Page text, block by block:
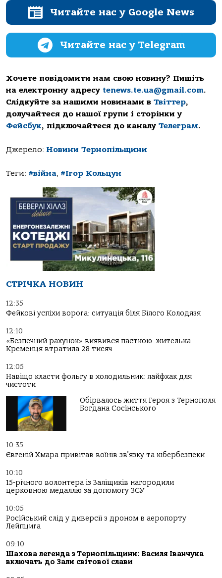
Читайте нас у Google News
Читайте нас у Telegram
Хочете повідомити нам свою новину? Пишіть
на електронну адресу tenews.te.ua@gmail.com.
Слідкуйте за нашими новинами в Твіттер,
долучайтеся до нашої групи і сторінки у
Фейсбук, підключайтеся до каналу Телеграм.
Джерело: Новини Тернопільщини
Теги: #війна, #Ігор Кольцун
СТРІЧКА НОВИН
12:35
Фейкові успіхи ворога: ситуація біля Білого Колодязя
12:10
«Безпечний рахунок» виявився пасткою: жителька
Кременця втратила 28 тисяч
12:05
Навіщо класти фольгу в холодильник: лайфхак для
чистоти
Обірвалось життя Героя з Тернополя
Богдана Сосінського
10:35
Євгеній Хмара привітав воїнів зв’язку та кібербезпеки
10:10
15-річного волонтера із Заліщиків нагородили
церковною медаллю за допомогу ЗСУ
10:05
Російський слід у диверсії з дроном в аеропорту
Лейпцига
09:10
Шахова легенда з Тернопільщини: Василя Іванчука
включать до Зали світової слави